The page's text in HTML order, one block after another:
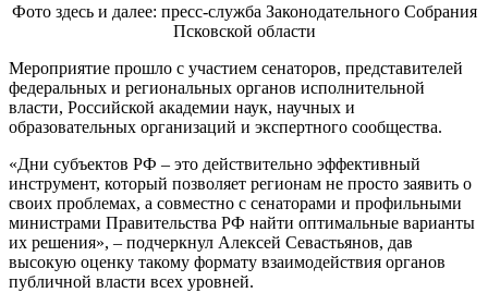
Фото здесь и далее: пресс-служба Законодательного Собрания
Псковской области
Мероприятие прошло с участием сенаторов, представителей
федеральных и региональных органов исполнительной
власти, Российской академии наук, научных и
образовательных организаций и экспертного сообщества.
«Дни субъектов РФ – это действительно эффективный
инструмент, который позволяет регионам не просто заявить о
своих проблемах, а совместно с сенаторами и профильными
министрами Правительства РФ найти оптимальные варианты
их решения», – подчеркнул Алексей Севастьянов, дав
высокую оценку такому формату взаимодействия органов
публичной власти всех уровней.